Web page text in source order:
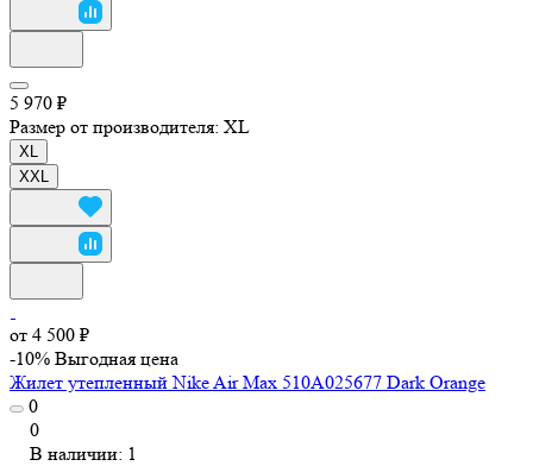
5 970 ₽
Размер от производителя: XL
XL
XXL
от 4 500 ₽
-10% Выгодная цена
Жилет утепленный Nike Air Max 510A025677 Dark Orange
0
0
В наличии: 1